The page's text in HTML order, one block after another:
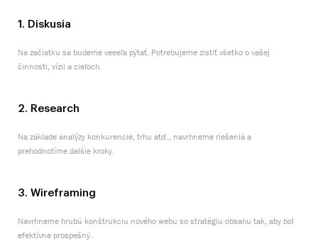
1. Diskusia
Na začiatku sa budeme veeeľa pýtať. Potrebujeme zistiť všetko o vašej
činnosti, vízii a cieľoch.
2. Research
Na základe analýzy konkurencie, trhu atď., navrhneme riešenia a
prehodnotíme dalšie kroky.
3. Wireframing
Navrhneme hrubú konštrukciu nového webu so stratégiu obsahu tak, aby bol
efektívne prospešný.